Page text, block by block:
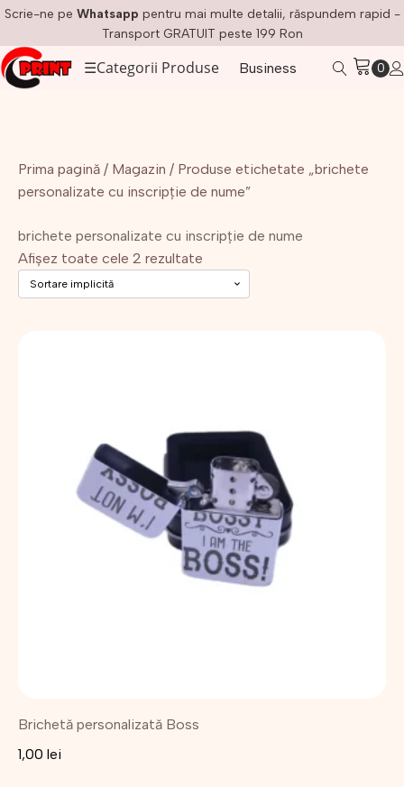
Scrie-ne pe Whatsapp pentru mai multe detalii, răspundem rapid -
Transport GRATUIT peste 199 Ron
☰Categorii Produse Business
Prima pagină / Magazin / Produse etichetate „brichete
personalizate cu inscripție de nume”
brichete personalizate cu inscripție de nume
Afișez toate cele 2 rezultate
Brichetă personalizată Boss
1,00 lei